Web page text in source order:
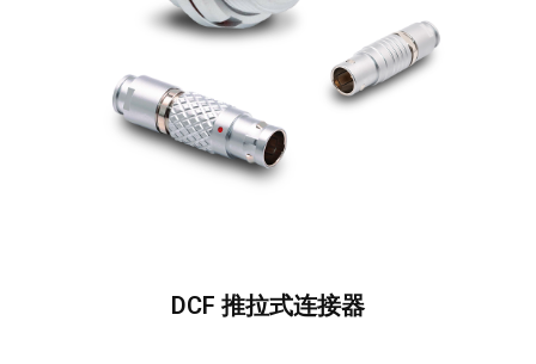
DCF 推拉式连接器